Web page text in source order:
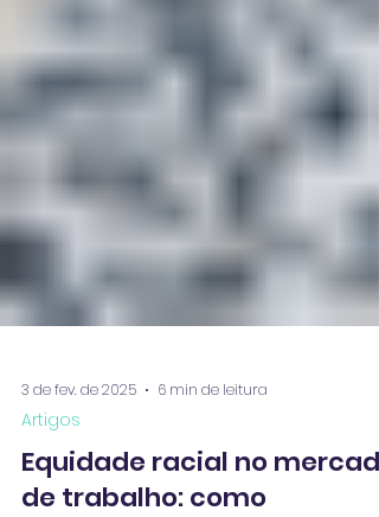
3 de fev. de 2025 6 min de leitura
Artigos